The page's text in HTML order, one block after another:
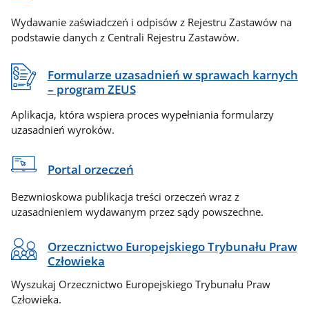
Wydawanie zaświadczeń i odpisów z Rejestru Zastawów na
podstawie danych z Centrali Rejestru Zastawów.
Formularze uzasadnień w sprawach karnych
– program ZEUS
Aplikacja, która wspiera proces wypełniania formularzy
uzasadnień wyroków.
Portal orzeczeń
Bezwnioskowa publikacja treści orzeczeń wraz z
uzasadnieniem wydawanym przez sądy powszechne.
Orzecznictwo Europejskiego Trybunału Praw
Człowieka
Wyszukaj Orzecznictwo Europejskiego Trybunału Praw
Człowieka.